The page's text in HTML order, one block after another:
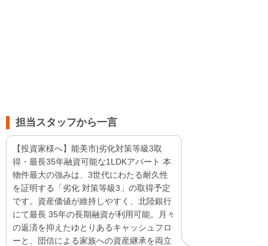
担当スタッフから一言
【投資家様へ】能美市|劣化対策等級3取
得・最長35年融資可能な1LDKアパート 本
物件最大の強みは、3世代にわたる耐久性
を証明する「劣化 対策等級3」の取得予定
です。資産価値が維持しやすく、北陸銀行
にて最長 35年の長期融資が利用可能。月々
の返済を抑えたゆとりあるキャッシュフロ
ーと、団信による家族への資産継承を両立